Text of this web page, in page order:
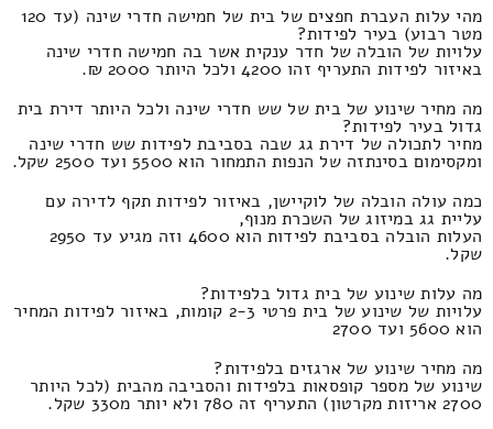
מהי עלות העברת חפצים של בית של חמישה חדרי שינה (עד 120
מטר רבוע) בעיר לפידות?
עלויות של הובלה של חדר ענקית אשר בה חמישה חדרי שינה
באיזור לפידות התעריף זהו 4200 ולכל היותר 2000 ₪.
מה מחיר שינוע של בית של שש חדרי שינה ולכל היותר דירת בית
גדול בעיר לפידות?
מחיר לתכולה של דירת גג שבה בסביבת לפידות שש חדרי שינה
ומקסימום בסינתזה של הנפות התמחור הוא 5500 ועד 2500 שקל.
כמה עולה הובלה של לוקיישן, באיזור לפידות תקף לדירה עם
עליית גג במיזוג של השכרת מנוף,
העלות הובלה בסביבת לפידות הוא 4600 וזה מגיע עד 2950
שקל.
מה עלות שינוע של בית גדול בלפידות?
עלויות של שינוע של בית פרטי 2-3 קומות, באיזור לפידות המחיר
הוא 5600 ועד 2700
מה מחיר שינוע של ארגזים בלפידות?
שינוע של מספר קופסאות בלפידות והסביבה מהבית (לכל היותר
2700 אריזות מקרטון) התעריף זה 780 ולא יותר מ330 שקל.